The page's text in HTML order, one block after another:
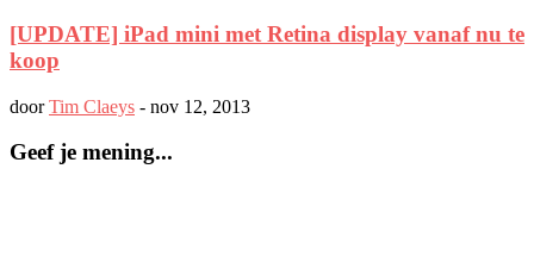
[UPDATE] iPad mini met Retina display vanaf nu te
koop
doorTim Claeys - nov 12, 2013
Geef je mening...